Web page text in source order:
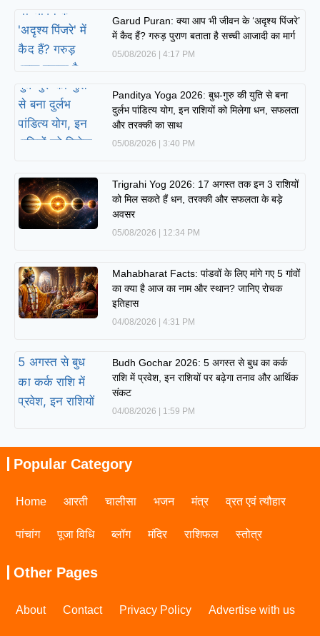
Garud Puran: क्या आप भी जीवन के ‘अदृश्य पिंजरे’
में कैद हैं? गरुड़ पुराण बताता है सच्ची आजादी का मार्ग
05/08/2026 4:17 PM
Panditya Yoga 2026: बुध-गुरु की युति से बना
दुर्लभ पांडित्य योग, इन राशियों को मिलेगा धन, सफलता
और तरक्की का साथ
05/08/2026 3:40 PM
Trigrahi Yog 2026: 17 अगस्त तक इन 3 राशियों
को मिल सकते हैं धन, तरक्की और सफलता के बड़े
अवसर
05/08/2026 12:34 PM
Mahabharat Facts: पांडवों के लिए मांगे गए 5 गांवों
का क्या है आज का नाम और स्थान? जानिए रोचक
इतिहास
04/08/2026 4:31 PM
Budh Gochar 2026: 5 अगस्त से बुध का कर्क
राशि में प्रवेश, इन राशियों पर बढ़ेगा तनाव और आर्थिक
संकट
04/08/2026 1:59 PM
Popular Category
Home आरती चालीसा भजन मंत्र व्रत एवं त्यौहार
पांचांग पूजा विधि ब्लॉग मंदिर राशिफल स्तोत्र
Other Pages
About Contact Privacy Policy Advertise with us